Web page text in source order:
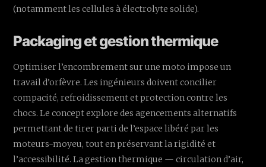
(notamment les cellules à électrolyte solide).
Packaging et gestion thermique
Optimiser l’encombrement sur une moto impose un
travail d’orfèvre. Les ingénieurs doivent concilier
compacité, refroidissement et protection contre les
chocs. Le concept explore des agencements alternatifs
permettant de tirer parti de l’espace libéré par les
moteurs-moyeu, tout en préservant la rigidité et
l’accessibilité. La gestion thermique — circulation d’air,